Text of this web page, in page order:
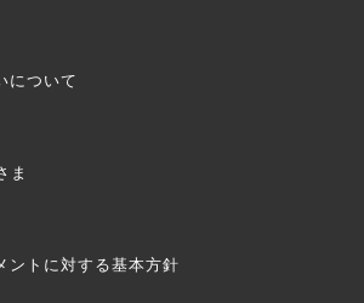
について
ま
ントに対する基本方針